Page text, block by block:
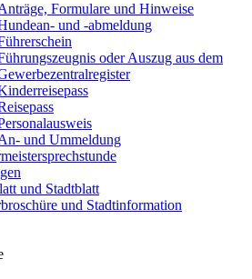
Formulare und Hinweise
und -abmeldung
oder Auszug aus dem
und Ummeldung
und Stadtblatt
und Stadtinformation